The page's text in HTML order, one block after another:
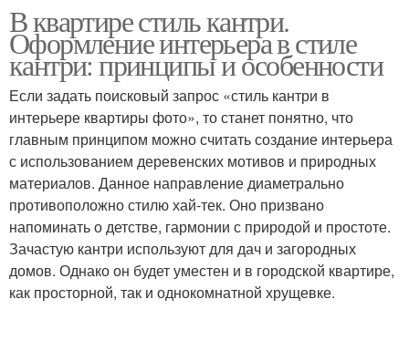
В квартире стиль кантри.
Оформление интерьера в стиле
кантри: принципы и особенности
Если задать поисковый запрос «стиль кантри в
интерьере квартиры фото», то станет понятно, что
главным принципом можно считать создание интерьера
с использованием деревенских мотивов и природных
материалов. Данное направление диаметрально
противоположно стилю хай-тек. Оно призвано
напоминать о детстве, гармонии с природой и простоте.
Зачастую кантри используют для дач и загородных
домов. Однако он будет уместен и в городской квартире,
как просторной, так и однокомнатной хрущевке.